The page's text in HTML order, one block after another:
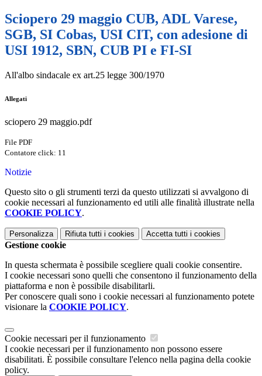
Sciopero 29 maggio CUB, ADL Varese,
SGB, SI Cobas, USI CIT, con adesione di
USI 1912, SBN, CUB PI e FI-SI
All'albo sindacale ex art.25 legge 300/1970
Allegati
sciopero 29 maggio.pdf
File PDF
Contatore click: 11
Notizie
Questo sito o gli strumenti terzi da questo utilizzati si avvalgono di
cookie necessari al funzionamento ed utili alle finalità illustrate nella
COOKIE POLICY.
Personalizza Rifiuta tutti i cookies Accetta tutti i cookies
Gestione cookie
In questa schermata è possibile scegliere quali cookie consentire.
I cookie necessari sono quelli che consentono il funzionamento della
piattaforma e non è possibile disabilitarli.
Per conoscere quali sono i cookie necessari al funzionamento potete
visionare la COOKIE POLICY.
Cookie necessari per il funzionamento
I cookie necessari per il funzionamento non possono essere
disabilitati. È possibile consultare l'elenco nella pagina della cookie
policy.